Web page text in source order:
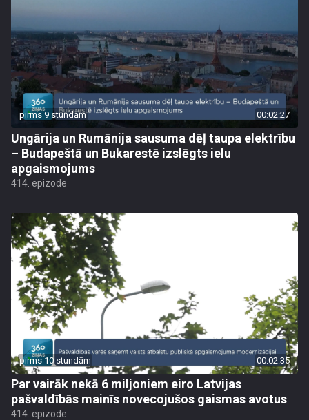
pirms 9 stundām 00:02:27
Ungārija un Rumānija sausuma dēļ taupa elektrību
– Budapeštā un Bukarestē izslēgts ielu
apgaismojums
414. epizode
pirms 10 stundām 00:02:35
Par vairāk nekā 6 miljoniem eiro Latvijas
pašvaldībās mainīs novecojušos gaismas avotus
414. epizode